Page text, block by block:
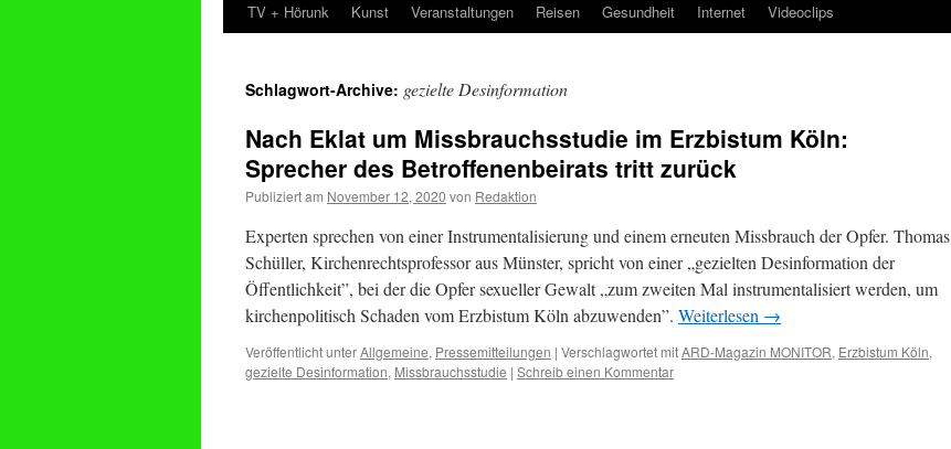
Inhalt
TV + Hörunk
Kunst Veranstaltungen Reisen Gesundheit Internet Videoclips
Schlagwort-Archive: gezielte Desinformation
Nach Eklat um Missbrauchsstudie im Erzbistum Köln:
Sprecher des Betroffenenbeirats tritt zurück
Publiziert am November 12, 2020 von Redaktion
Experten sprechen von einer Instrumentalisierung und einem erneuten Missbrauch der Opfer. Thomas
Schüller, Kirchenrechtsprofessor aus Münster, spricht von einer „gezielten Desinformation der
Öffentlichkeit”, bei der die Opfer sexueller Gewalt „zum zweiten Mal instrumentalisiert werden, um
kirchenpolitisch Schaden vom Erzbistum Köln abzuwenden”. Weiterlesen →
Veröffentlicht unterAllgemeine, Pressemitteilungen | Verschlagwortet mitARD-Magazin MONITOR, Erzbistum Köln,
gezielte Desinformation, Missbrauchsstudie | Schreib einen Kommentar